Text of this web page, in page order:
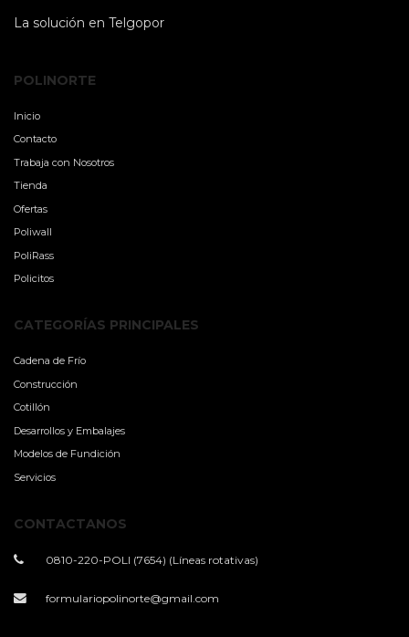
La solución en Telgopor
POLINORTE
Inicio
Contacto
Trabaja con Nosotros
Tienda
Ofertas
Poliwall
PoliRass
Policitos
CATEGORÍAS PRINCIPALES
Cadena de Frío
Construcción
Cotillón
Desarrollos y Embalajes
Modelos de Fundición
Servicios
CONTACTANOS
0810-220-POLI (7654) (Líneas rotativas)
formulariopolinorte@gmail.com